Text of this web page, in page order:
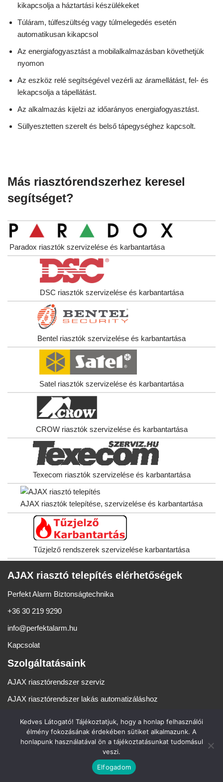
kikapcsolja a háztartási készülékeket
Túláram, túlfeszültség vagy túlmelegedés esetén
automatikusan kikapcsol
Az energiafogyasztást a mobilalkalmazásban követhetjük
nyomon
Az eszköz relé segítségével vezérli az áramellátást, fel- és
lekapcsolja a tápellátást.
Az alkalmazás kijelzi az időarányos energiafogyasztást.
Süllyesztetten szerelt és belső tápegységhez kapcsolt.
Más riasztórendszerhez keresel
segítséget?
Paradox riasztók szervizelése és karbantartása
DSC riasztók szervizelése és karbantartása
Bentel riasztók szervizelése és karbantartása
Satel riasztók szervizelése és karbantartása
CROW riasztók szervizelése és karbantartása
Texecom riasztók szervizelése és karbantartása
AJAX riasztók telepítése, szervizelése és karbantartása
Tűzjelző rendszerek szervizelése karbantartása
AJAX riasztó telepítés elérhetőségek
Perfekt Alarm Biztonságtechnika
+36 30 219 9290
info@perfektalarm.hu
Kapcsolat
Szolgáltatásaink
AJAX riasztórendszer szerviz
AJAX riasztórendszer lakás automatizáláshoz
AJAX riasztórendszer szerelés, szerviz, karbantartás, telepítés
Budapesten, Pest és Szolnok megyében.
Perfekt Alarm Biztonságtechnika © 2005 - [year].
Kedves Látogató! Tájékoztatjuk, hogy a honlap felhasználói
élmény fokozásának érdekében sütiket alkalmazunk. A
honlapunk használatával ön a tájékoztatásunkat tudomásul
veszi.
Elfogadom